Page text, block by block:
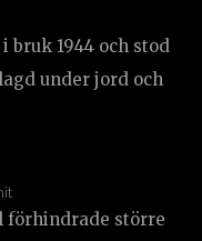
bruk 1944 och stod
under jord och
förhindrade större